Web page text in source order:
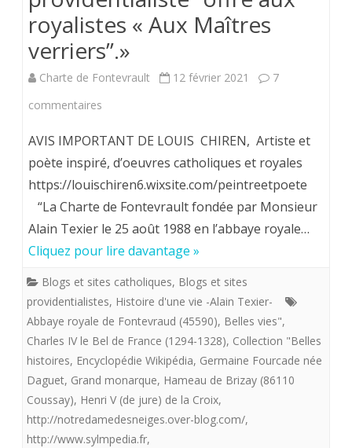
royalistes « Aux Maîtres
verriers”.»
Charte de Fontevrault 12 février 2021
7
commentaires
Chiren,
Maître
imagier
«
flotte
providentialiste”
offre
aux
royalistes
AVIS IMPORTANT DE LOUIS CHIREN, Artiste et
poète inspiré, d’oeuvres catholiques et royales
https://louischiren6.wixsite.com/peintreetpoete
“La Charte de Fontevrault fondée par Monsieur
Alain Texier le 25 août 1988 en l’abbaye royale…
Cliquez pour lire davantage »
Blogs et sites catholiques, Blogs et sites
providentialistes, Histoire d'une vie -Alain Texier-
Abbaye royale de Fontevraud (45590), Belles vies",
Charles IV le Bel de France (1294-1328), Collection "Belles
histoires, Encyclopédie Wikipédia, Germaine Fourcade née
Daguet, Grand monarque, Hameau de Brizay (86110
Coussay), Henri V (de jure) de la Croix,
http://notredamedesneiges.over-blog.com/,
http://www.sylmpedia.fr,